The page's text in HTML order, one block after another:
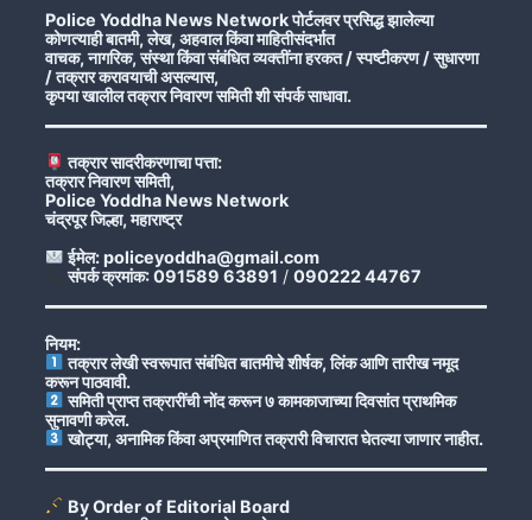
Police Yoddha News Network पोर्टलवर प्रसिद्ध झालेल्या
कोणत्याही बातमी, लेख, अहवाल किंवा माहितीसंदर्भात
वाचक, नागरिक, संस्था किंवा संबंधित व्यक्तींना हरकत / स्पष्टीकरण / सुधारणा
/ तक्रार करावयाची असल्यास,
कृपया खालील तक्रार निवारण समिती शी संपर्क साधावा.
तक्रार सादरीकरणाचा पत्ता:
तक्रार निवारण समिती,
Police Yoddha News Network
चंद्रपूर जिल्हा, महाराष्ट्र
ईमेल: policeyoddha@gmail.com
संपर्क क्रमांक: 091589 63891 / 090222 44767
नियम:
तक्रार लेखी स्वरूपात संबंधित बातमीचे शीर्षक, लिंक आणि तारीख नमूद
करून पाठवावी.
समिती प्राप्त तक्रारींची नोंद करून ७ कामकाजाच्या दिवसांत प्राथमिक
सुनावणी करेल.
खोट्या, अनामिक किंवा अप्रमाणित तक्रारी विचारात घेतल्या जाणार नाहीत.
By Order of Editorial Board